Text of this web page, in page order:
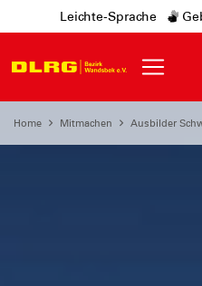
Leichte-Sprache
Home Mitmachen Ausbilder